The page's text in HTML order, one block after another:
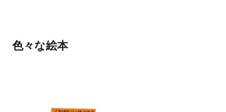
色々な絵本